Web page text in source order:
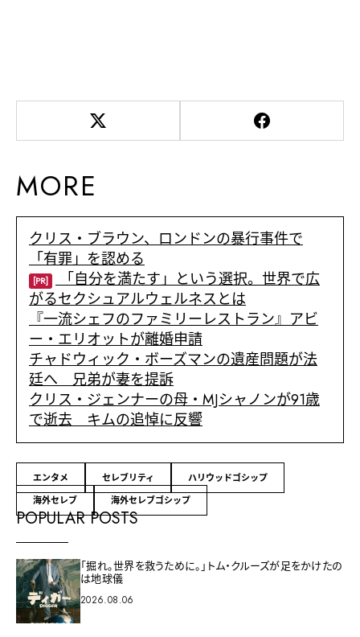
MORE
クリス・ブラウン、ロンドンの暴行事件で
「有罪」を認める
[PR] 「自分を満たす」という選択。世界で広
がるセクシュアルウェルネスとは
『一流シェフのファミリーレストラン』アビ
ー・エリオットが離婚申請
チャドウィック・ボーズマンの遺産問題が法
廷へ 兄弟が妻を提訴
クリス・ジェンナーの母・MJシャノンが91歳
で逝去 キムの追悼に反響
エンタメ セレブリティ
ハリウッドゴシップ
海外セレブ
海外セレブゴシップ
POPULAR POSTS
「掘れ。世界を救うために。」トム・クルーズが足をかけたの
は地球儀
2026.08.06